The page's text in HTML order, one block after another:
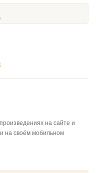
на сайте и
на своём мобильном